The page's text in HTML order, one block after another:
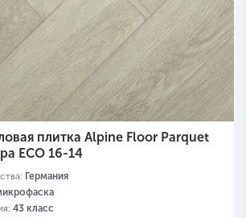
плитка Alpine Floor Parquet
ECO 16-14
Германия
43 класс